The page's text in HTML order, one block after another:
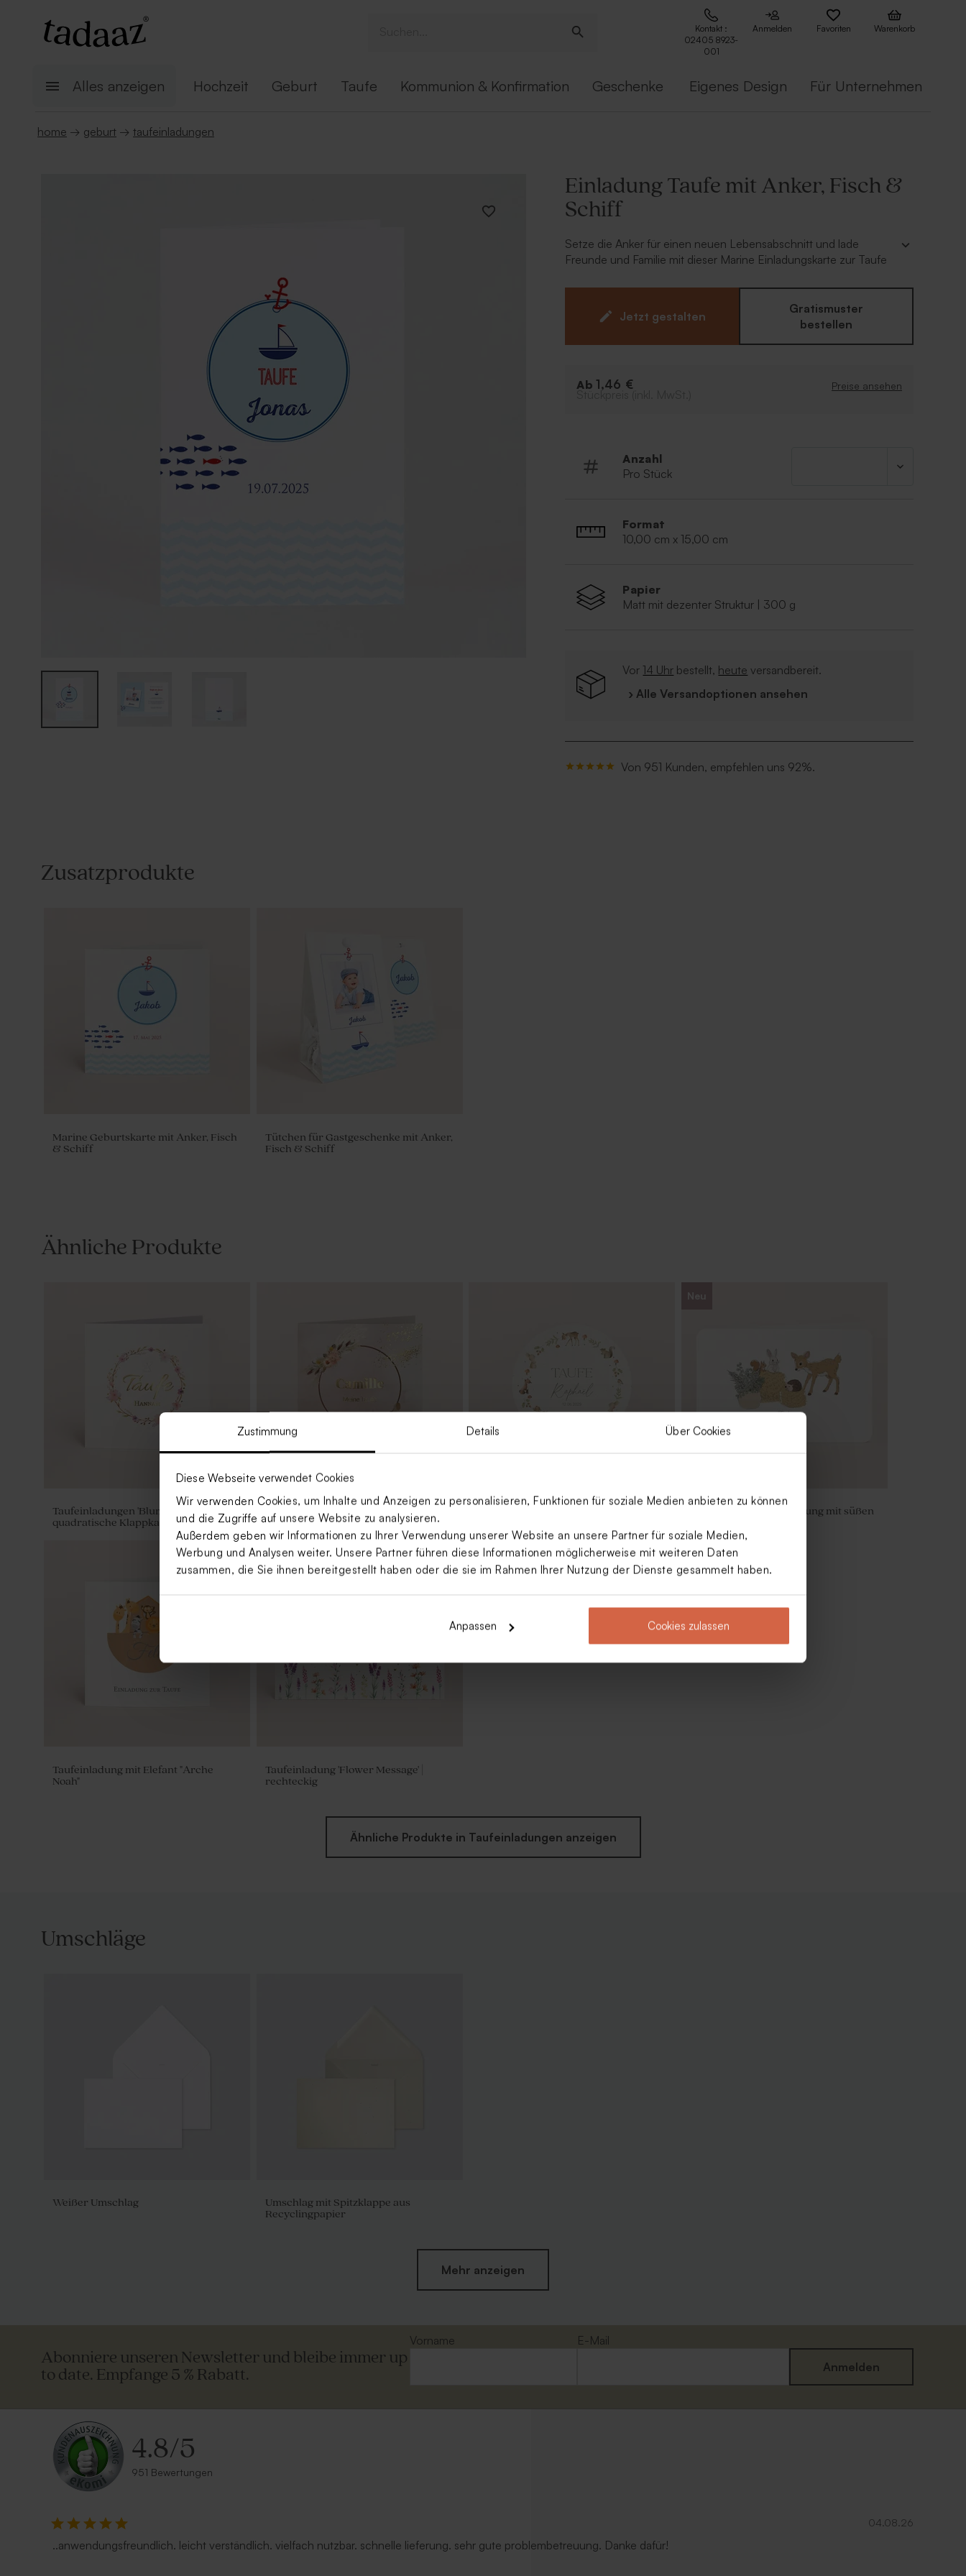
Zustimmung Details Über Cookies
Diese Webseite verwendet Cookies
Wir verwenden Cookies, um Inhalte und Anzeigen zu personalisieren, Funktionen für soziale Medien anbieten zu können
und die Zugriffe auf unsere Website zu analysieren.
Außerdem geben wir Informationen zu Ihrer Verwendung unserer Website an unsere Partner für soziale Medien,
Werbung und Analysen weiter. Unsere Partner führen diese Informationen möglicherweise mit weiteren Daten
zusammen, die Sie ihnen bereitgestellt haben oder die sie im Rahmen Ihrer Nutzung der Dienste gesammelt haben.
Anpassen Cookies zulassen
Kontakt :
02405 8923-
001
Anmelden Favoriten Warenkorb
Alles anzeigen Hochzeit Geburt Taufe Kommunion & Konfirmation Geschenke Eigenes Design Für Unternehmen
home → geburt → taufeinladungen
Einladung Taufe mit Anker, Fisch &
Schiff
Setze die Anker für einen neuen Lebensabschnitt und lade
Freunde und Familie mit dieser Marine Einladungskarte zur Taufe
Taufdatum auf die Vorderseite der Klapparte. Ergänze im nächsten
Schritt auf der Innenseite ein Foto deines Babys in dem
vorgedruckten Polaroidrahmen und schreibe daneben deinen
Tütchen für Gastgeschenke im gleichen Stil.
Jetzt gestalten
Gratismuster
bestellen
Ab 1,46 € Preise ansehen
Anzahl
Pro Stück
Format
10,00 cm x 15,00 cm
Papier
Matt mit dezenter Struktur | 300 g
Vor 14 Uhr bestellt, heute versandbereit.
› Alle Versandoptionen ansehen
Von 951 Kunden, empfehlen uns 92%.
Zusatzprodukte
Marine Geburtskarte mit Anker, Fisch
& Schiff
Tütchen für Gastgeschenke mit Anker,
Fisch & Schiff
Ähnliche Produkte
Taufeinladungen 'Blumenkreis' |
quadratische Klappkarte
Taufeinladung mit Blumen und
Goldfolie
Neu
Zauberhafte Taufeinladung mit süßen
Taufeinladung mit Elefant "Arche
Noah"
Taufeinladung 'Flower Message' |
rechteckig
Ähnliche Produkte in Taufeinladungen anzeigen
Umschläge
Weißer Umschlag
Umschlag mit Spitzklappe aus
Recyclingpapier
Umschlag 'Nude' in zartrose | mit
spitzer Verschlussklappe
Mehr anzeigen
Abonniere unseren Newsletter und bleibe immer up
to date. Empfange 5 % Rabatt.
Vorname
E-Mail
Anmelden
4.8/5
951 Bewertungen
04.08.26
..anwendungsfreundlich. leicht verständlich. vielfach nutzbar. schnelle lieferung. sehr gute problembetreuung. Danke dafür!